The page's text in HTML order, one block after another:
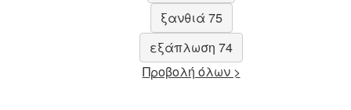
ξανθιά 75
εξάπλωση 74
Προβολή όλων >